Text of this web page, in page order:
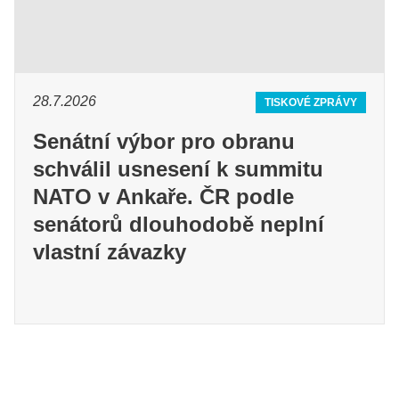
28.7.2026 TISKOVÉ ZPRÁVY
Senátní výbor pro obranu
schválil usnesení k summitu
NATO v Ankaře. ČR podle
senátorů dlouhodobě neplní
vlastní závazky